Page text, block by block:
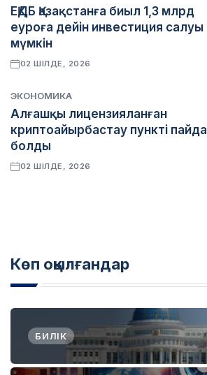
ЕҚДБ Қазақстанға биыл 1,3 млрд
еуроға дейін инвестиция салуы
мүмкін
02 ШІЛДЕ, 2026
ЭКОНОМИКА
Алғашқы лицензияланған
криптоайырбастау пункті пайда
болды
02 ШІЛДЕ, 2026
Көп оқылғандар
БИЛІК